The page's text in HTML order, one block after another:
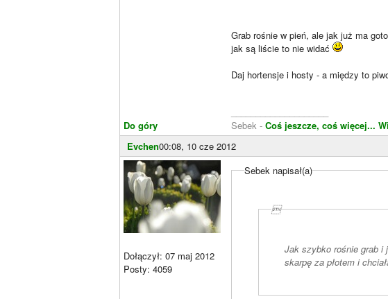
Do góry
Grab rośnie w pień, ale jak już ma
jak są liście to nie widać
Daj hortensje i hosty - a między to
Sebek - Coś jeszcze, coś więcej...
Evchen00:08, 10 cze 2012
Dołączył: 07 maj 2012
Posty: 4059
Sebek napisał(a)

Jak szybko rośnie grab i
skarpę za płotem i